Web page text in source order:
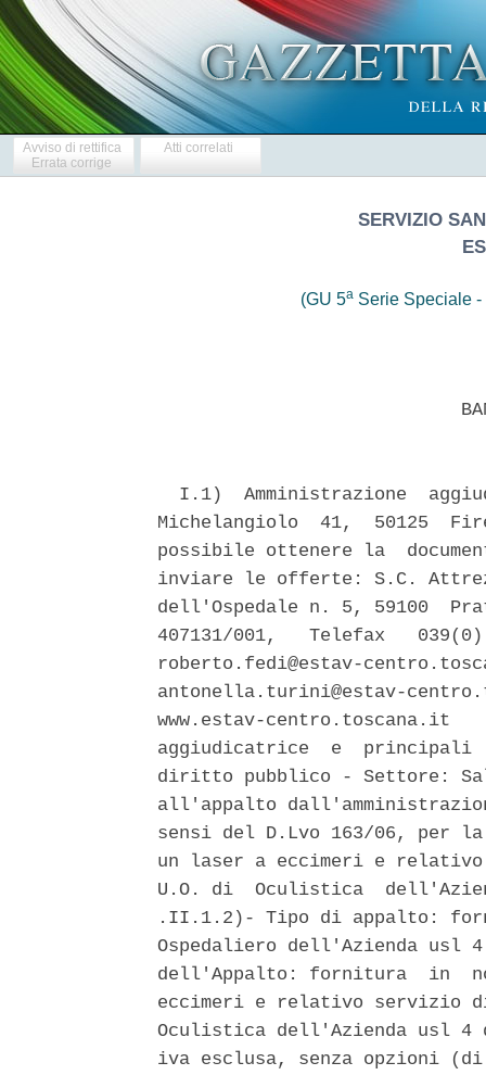
Avviso di rettifica
Errata corrige
Atti correlati
SERVIZIO
(GU 5aSerie Speciale -
I.1)  Amministrazione
Michelangiolo  41,  50125
possibile ottenere la
inviare le offerte: S.C.
dell'Ospedale n. 5, 59100
407131/001,   Telefax
roberto.fedi@estav-
antonella.turini@estav-
www.estav-
aggiudicatrice  e
diritto pubblico - Settore:
all'appalto
sensi del D.Lvo 163/06, per
un laser a eccimeri e
U.O. di  Oculistica
.II.1.2)- Tipo di appalto:
Ospedaliero dell'Azienda
dell'Appalto: fornitura  in
eccimeri e relativo servizio
Oculistica dell'Azienda usl 4
iva esclusa, senza opzioni